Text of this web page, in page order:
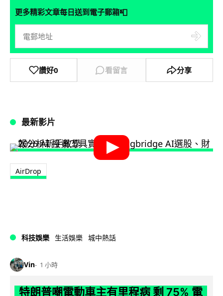
更多精彩文章每日送到電子郵箱📮
讚好0 看留言 分享
最新影片
AirDrop
科技娛樂 生活娛樂 城中熱話
Vin 1 小時
特朗普嘲電動車主有里程病 剩 75% 電